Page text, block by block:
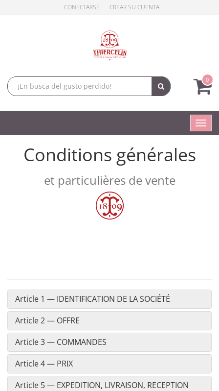
CONECTARSE CREAR SU CUENTA
0
Conditions générales
et particulières de vente
Article 1 — IDENTIFICATION DE LA SOCIÉTÉ
Article 2 — OFFRE
Article 3 — COMMANDES
Article 4 — PRIX
Article 5 — EXPEDITION, LIVRAISON, RECEPTION